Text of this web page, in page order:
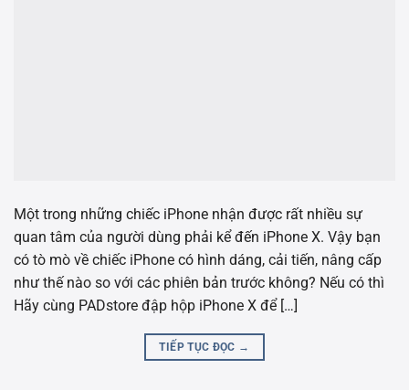
Một trong những chiếc iPhone nhận được rất nhiều sự
quan tâm của người dùng phải kể đến iPhone X. Vậy bạn
có tò mò về chiếc iPhone có hình dáng, cải tiến, nâng cấp
như thế nào so với các phiên bản trước không? Nếu có thì
Hãy cùng PADstore đập hộp iPhone X để […]
TIẾP TỤC ĐỌC →